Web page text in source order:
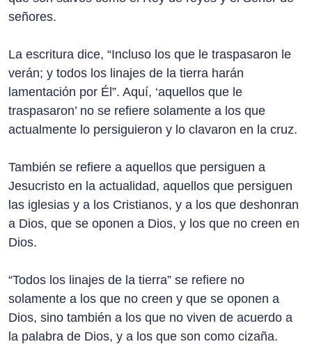
señores.
La escritura dice, “Incluso los que le traspasaron le
verán; y todos los linajes de la tierra harán
lamentación por Él”. Aquí, ‘aquellos que le
traspasaron’ no se refiere solamente a los que
actualmente lo persiguieron y lo clavaron en la cruz.
También se refiere a aquellos que persiguen a
Jesucristo en la actualidad, aquellos que persiguen
las iglesias y a los Cristianos, y a los que deshonran
a Dios, que se oponen a Dios, y los que no creen en
Dios.
“Todos los linajes de la tierra” se refiere no
solamente a los que no creen y que se oponen a
Dios, sino también a los que no viven de acuerdo a
la palabra de Dios, y a los que son como cizaña.